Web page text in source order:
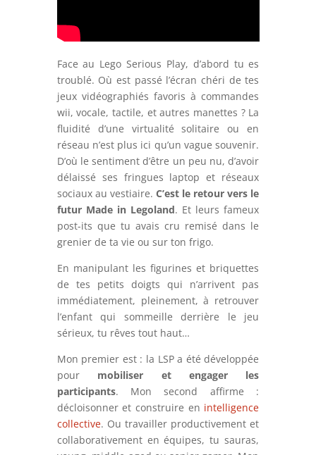
Face au Lego Serious Play, d’abord tu es
troublé. Où est passé l’écran chéri de tes
jeux vidéographiés favoris à commandes
wii, vocale, tactile, et autres manettes ? La
fluidité d’une virtualité solitaire ou en
réseau n’est plus ici qu’un vague souvenir.
D’où le sentiment d’être un peu nu, d’avoir
délaissé ses fringues laptop et réseaux
sociaux au vestiaire. C’est le retour vers le
futur Made in Legoland. Et leurs fameux
post-its que tu avais cru remisé dans le
grenier de ta vie ou sur ton frigo.
En manipulant les figurines et briquettes
de tes petits doigts qui n’arrivent pas
immédiatement, pleinement, à retrouver
l’enfant qui sommeille derrière le jeu
sérieux, tu rêves tout haut…
Mon premier est : la LSP a été développée
pour mobiliser et engager les
participants. Mon second affirme :
décloisonner et construire en intelligence
collective. Ou travailler productivement et
collaborativement en équipes, tu sauras,